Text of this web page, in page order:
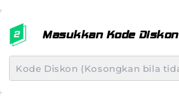
Masukkan Kode Diskon